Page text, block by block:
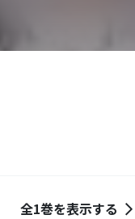
全1巻を表示する